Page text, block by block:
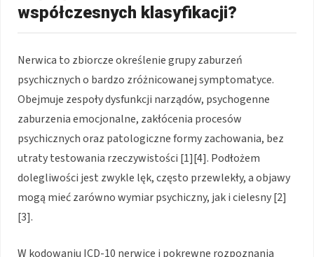
współczesnych klasyfikacji?
Nerwica to zbiorcze określenie grupy zaburzeń
psychicznych o bardzo zróżnicowanej symptomatyce.
Obejmuje zespoły dysfunkcji narządów, psychogenne
zaburzenia emocjonalne, zakłócenia procesów
psychicznych oraz patologiczne formy zachowania, bez
utraty testowania rzeczywistości [1][4]. Podłożem
dolegliwości jest zwykle lęk, często przewlekły, a objawy
mogą mieć zarówno wymiar psychiczny, jak i cielesny [2]
[3].
W kodowaniu ICD-10 nerwice i pokrewne rozpoznania